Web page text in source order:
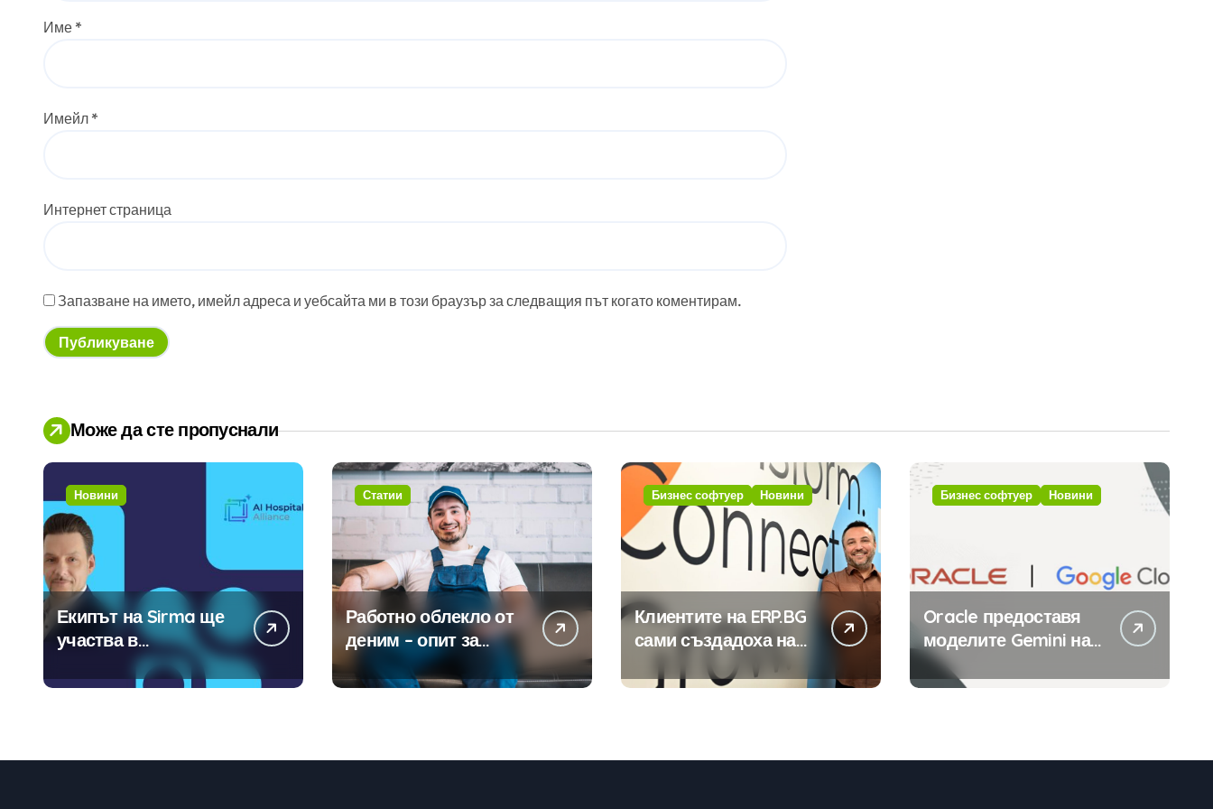
Име *
Имейл *
Интернет страница
Запазване на името, имейл адреса и уебсайта ми в този браузър за следващия път когато коментирам.
Може да сте пропуснали
Новини
Екипът на Sirma ще
участва в
създаването на
международните
изкуствен интелект в
Статии
Работно облекло от
деним – опит за
модернизиране на
традицията
Бизнес софтуер Новини
Клиентите на ERP.BG
сами създадоха над
ERP системата с
изкуствен интелект
Бизнес софтуер Новини
Oracle предоставя
моделите Gemini на
Google на хиляди
клиенти на бизнес